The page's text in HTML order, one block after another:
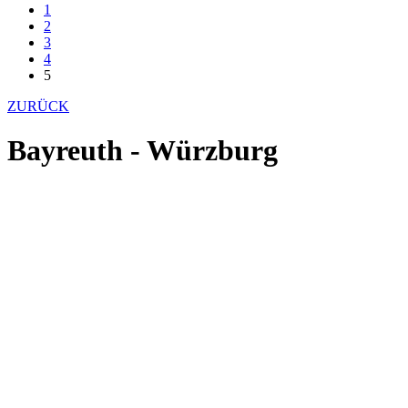
1
2
3
4
5
ZURÜCK
Bayreuth - Würzburg